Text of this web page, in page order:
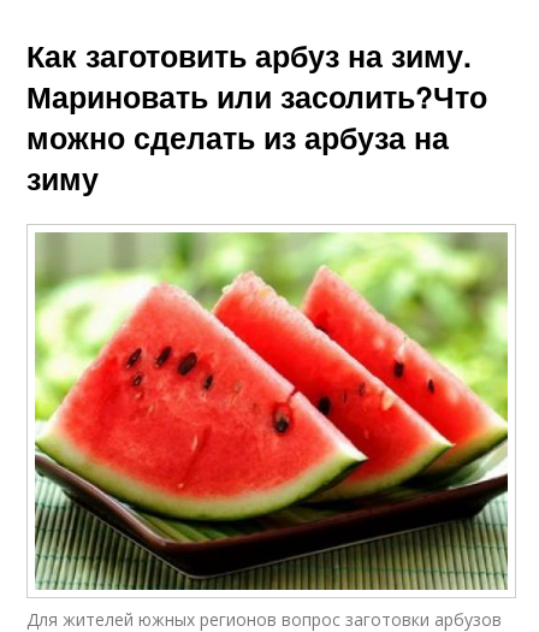
Как заготовить арбуз на зиму.
Мариновать или засолить?Что
можно сделать из арбуза на
зиму
Для жителей южных регионов вопрос заготовки арбузов